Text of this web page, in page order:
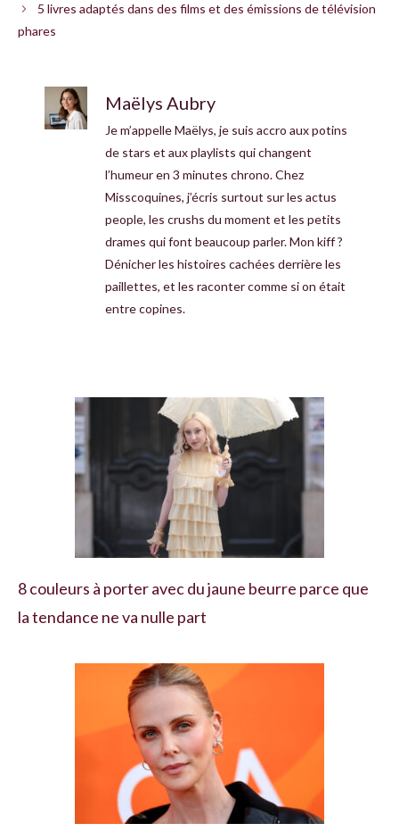
5 livres adaptés dans des films et des émissions de télévision
phares
Maëlys Aubry
Je m’appelle Maëlys, je suis accro aux potins
de stars et aux playlists qui changent
l’humeur en 3 minutes chrono. Chez
Misscoquines, j’écris surtout sur les actus
people, les crushs du moment et les petits
drames qui font beaucoup parler. Mon kiff ?
Dénicher les histoires cachées derrière les
paillettes, et les raconter comme si on était
entre copines.
8 couleurs à porter avec du jaune beurre parce que
la tendance ne va nulle part